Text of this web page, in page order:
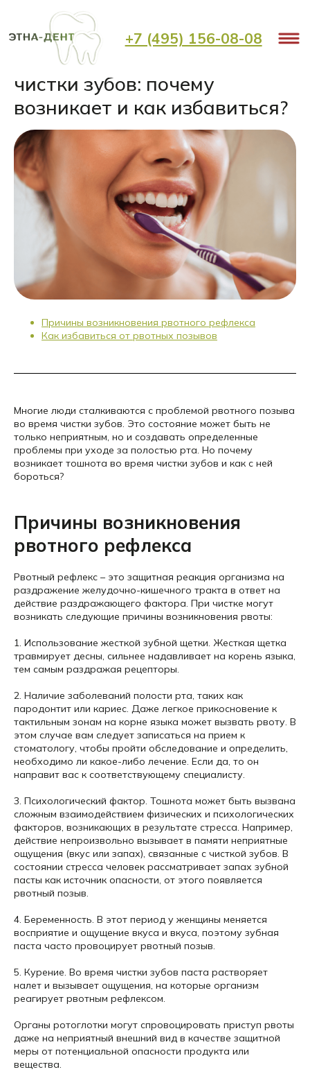
+7 (495) 156-08-08
Рвотный рефлекс во время
чистки зубов: почему
возникает и как избавиться?
< Назад
Причины возникновения рвотного рефлекса
Как избавиться от рвотных позывов
Многие люди сталкиваются с проблемой рвотного позыва
во время чистки зубов. Это состояние может быть не
только неприятным, но и создавать определенные
проблемы при уходе за полостью рта. Но почему
возникает тошнота во время чистки зубов и как с ней
бороться?
Причины возникновения
рвотного рефлекса
Рвотный рефлекс – это защитная реакция организма на
раздражение желудочно-кишечного тракта в ответ на
действие раздражающего фактора. При чистке могут
возникать следующие причины возникновения рвоты:
1. Использование жесткой зубной щетки. Жесткая щетка
травмирует десны, сильнее надавливает на корень языка,
тем самым раздражая рецепторы.
2. Наличие заболеваний полости рта, таких как
пародонтит или кариес. Даже легкое прикосновение к
тактильным зонам на корне языка может вызвать рвоту. В
этом случае вам следует записаться на прием к
стоматологу, чтобы пройти обследование и определить,
необходимо ли какое-либо лечение. Если да, то он
направит вас к соответствующему специалисту.
3. Психологический фактор. Тошнота может быть вызвана
сложным взаимодействием физических и психологических
факторов, возникающих в результате стресса. Например,
действие непроизвольно вызывает в памяти неприятные
ощущения (вкус или запах), связанные с чисткой зубов. B
состоянии стресса человек рассматривает запах зубной
пасты как источник опасности, от этого появляется
рвотный позыв.
4. Беременность. В этот период у женщины меняется
восприятие и ощущение вкуса и вкуса, поэтому зубная
паста часто провоцирует рвотный позыв.
5. Курение. Во время чистки зубов паста растворяет
налет и вызывает ощущения, на которые организм
реагирует рвотным рефлексом.
Органы ротоглотки могут спровоцировать приступ рвоты
даже на неприятный внешний вид в качестве защитной
меры от потенциальной опасности продукта или
вещества.